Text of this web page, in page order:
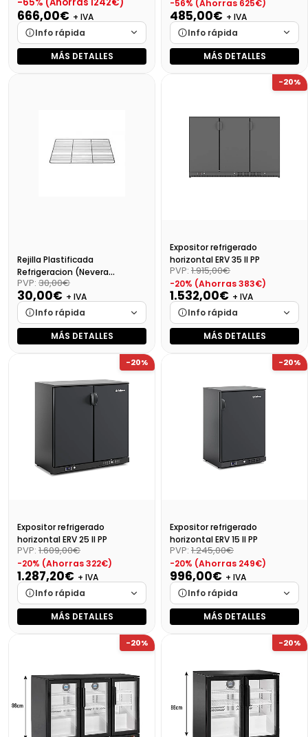
666,00€ + IVA
Info rápida
Marca
Cargando…
MÁS DETALLES
-56% (Ahorras 625€)
485,00€ + IVA
Info rápida
Marca
Cargando…
Cargando…
Precio final (+21%)
MÁS DETALLES
Rejilla Plastificada
Refrigeracion (Nevera
Vertical)
PVP: 30,00€
30,00€ + IVA
Info rápida
Marca
Cargando…
Cargando…
Disponibilidad
Cargando…
Precio final (+21%)
MÁS DETALLES
-20%
Expositor refrigerado
horizontal ERV 35 II PP
PVP: 1.915,00€
-20% (Ahorras 383€)
1.532,00€ + IVA
Info rápida
Marca
Cargando…
Cargando…
Disponibilidad
Cargando…
Precio final (+21%)
MÁS DETALLES
-20%
Expositor refrigerado
horizontal ERV 25 II PP
PVP: 1.609,00€
-20% (Ahorras 322€)
1.287,20€ + IVA
Info rápida
Marca
Cargando…
Cargando…
Precio final (+21%) 1557,51 €
MÁS DETALLES
-20%
Expositor refrigerado
horizontal ERV 15 II PP
PVP: 1.245,00€
-20% (Ahorras 249€)
996,00€ + IVA
Info rápida
Marca
Cargando…
Cargando…
Precio final (+21%) 1205,16 €
MÁS DETALLES
-20% -20%